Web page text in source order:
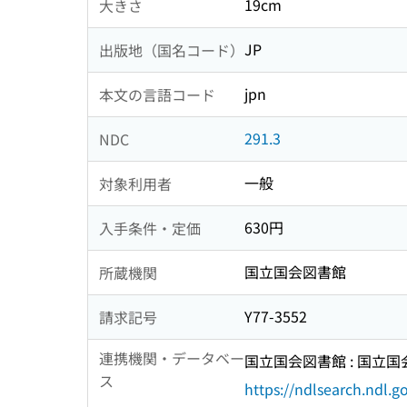
大きさ 19cm
出版地（国名コード） JP
本文の言語コード jpn
NDC 291.3
対象利用者 一般
入手条件・定価 630円
所蔵機関 国立国会図書館
請求記号
Y77-3552
連携機関・データベー
ス
国立国会図書館 : 国立国
https://